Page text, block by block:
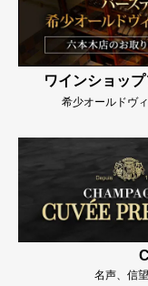
ワインショッ
希少オールドヴ
名声、信